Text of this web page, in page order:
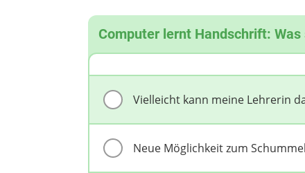
Computer lernt Handschrift: Was
Vielleicht kann meine Lehrerin
Neue Möglichkeit zum